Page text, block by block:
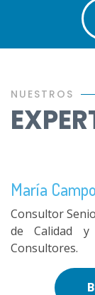
NUESTROS
María Campo
Consultor
de Calidad y
Consultores.